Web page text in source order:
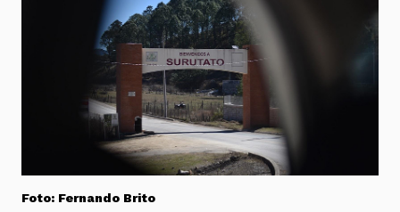
Foto: Fernando Brito